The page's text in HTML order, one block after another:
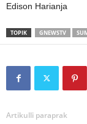
Edison Harianja
TOPIK GNEWSTV
Artikulli paraprak